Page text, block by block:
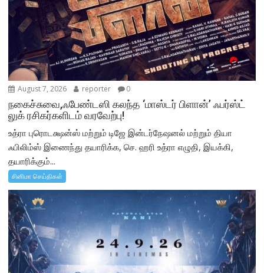
August 7, 2026 reporter 0
நகைச்சுவை,ஃபேண்டஸி கலந்த ‘மாஸ்டர் பிளான்’ ஃபர்ஸ்ட்
லுக் ரசிகர்களிடம் வரவேற்பு!
உத்ரா புரொடக்ஷன்ஸ் மற்றும் டிஜே இன்டர்நேஷனல் மற்றும் தியா
ஃபிலிம்ஸ் இணைந்து தயாரிக்க, செ. ஹரி உத்ரா எழுதி, இயக்கி,
தயாரிக்கும்...
சினிமா செய்திகள்